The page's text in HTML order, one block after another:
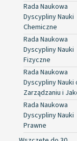
Rada Naukowa
Dyscypliny Nauki
Chemiczne
Rada Naukowa
Dyscypliny Nauki
Fizyczne
Rada Naukowa
Dyscypliny Nauki
Zarządzaniu i
Rada Naukowa
Dyscypliny Nauki
Prawne